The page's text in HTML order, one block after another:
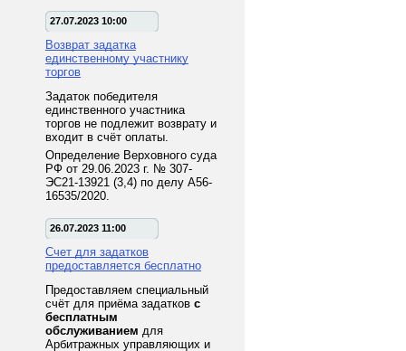
27.07.2023 10:00
Возврат задатка
единственному участнику
торгов
Задаток победителя
единственного участника
торгов не подлежит возврату и
входит в счёт оплаты.
Определение Верховного суда
РФ от 29.06.2023 г. № 307-
ЭС21-13921 (3,4) по делу А56-
16535/2020.
26.07.2023 11:00
Счет для задатков
предоставляется бесплатно
Предоставляем специальный
счёт для приёма задатков с
бесплатным
обслуживанием для
Арбитражных управляющих и